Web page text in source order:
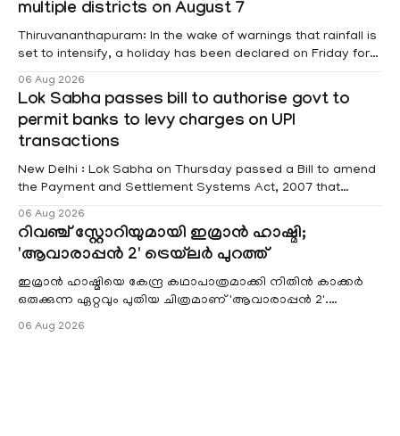
raised
multiple districts on August 7
Thiruvananthapuram: In the wake of warnings that rainfall is
set to intensify, a holiday has been declared on Friday for
Kottayam, Wayanad and Kasaragod districts. Meanwhile, a
red alert remains in place on Thursday for Kottayam,
Pathanamtitta and Idukki districts. Following a red alert on
06 Aug 2026
Lok Sabha passes bill to authorise govt to
permit banks to levy charges on UPI
transactions
New Delhi : Lok Sabha on Thursday passed a Bill to amend
the Payment and Settlement Systems Act, 2007 that
service providers to levy charges on payments through
unified payments interface (UPI) and other notified
electronic payment modes. The amendment passed by the
06 Aug 2026
റിവഞ്ച് സ്റ്റോറിയുമായി ഇമ്രാൻ ഹാഷ്മി;
'ആവാരാപ്പൻ 2' ട്രെയ്‌ലർ പുറത്ത്
ഇമ്രാൻ ഹാഷ്മിയെ കേന്ദ്ര കഥാപാത്രമാക്കി നിതിൻ കാക്കർ
ഒരുക്കുന്ന ഏറ്റവും പുതിയ ചിത്രമാണ് 'ആവാരാപ്പൻ 2'.
06 Aug 2026